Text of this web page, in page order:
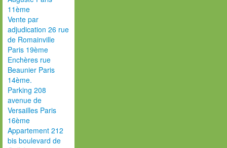
11ème
Vente par
adjudication 26 rue
de Romainville
Paris 19ème
Enchères rue
Beaunier Paris
14ème.
Parking 208
avenue de
Versailles Paris
16ème
Appartement 212
bis boulevard de